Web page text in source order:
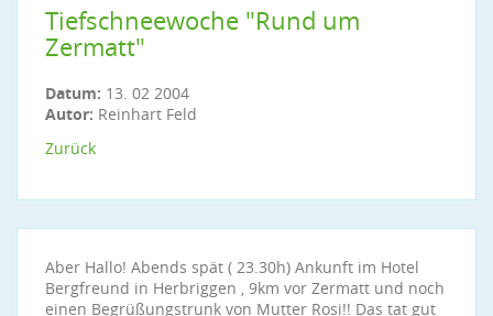
Tiefschneewoche "Rund um
Zermatt"
Datum: 13. 02 2004
Autor: Reinhart Feld
Zurück
Aber Hallo! Abends spät ( 23.30h) Ankunft im Hotel
Bergfreund in Herbriggen , 9km vor Zermatt und noch
einen Begrüßungstrunk von Mutter Rosi!! Das tat gut